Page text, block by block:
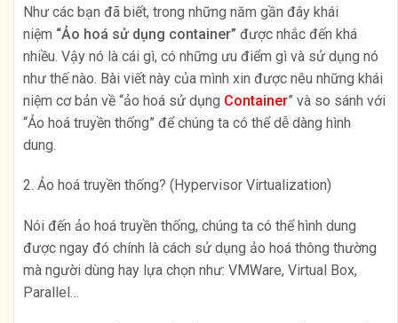
Như các bạn đã biết, trong những năm gần đây khái
niệm “Ảo hoá sử dụng container” được nhắc đến khá
nhiều. Vậy nó là cái gì, có những ưu điểm gì và sử dụng nó
như thế nào. Bài viết này của mình xin được nêu những khái
niệm cơ bản về “ảo hoá sử dụng Container” và so sánh với
“Ảo hoá truyền thống” để chúng ta có thể dễ dàng hình
dung.
2. Ảo hoá truyền thống? (Hypervisor Virtualization)
Nói đến ảo hoá truyền thống, chúng ta có thể hình dung
được ngay đó chính là cách sử dụng ảo hoá thông thường
mà người dùng hay lựa chọn như: VMWare, Virtual Box,
Parallel…